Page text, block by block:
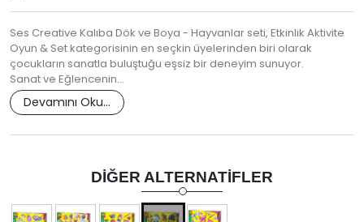
Ses Creative Kalıba Dök ve Boya - Hayvanlar seti, Etkinlik Aktivite
Oyun & Set kategorisinin en seçkin üyelerinden biri olarak
çocukların sanatla buluştuğu eşsiz bir deneyim sunuyor.
Sanat ve Eğlencenin…
Devamını Oku...
DIĞER ALTERNATIFLER